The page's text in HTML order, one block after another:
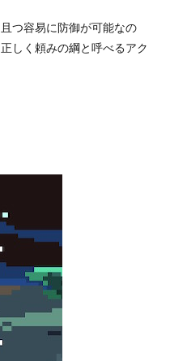
つ容易に防御が可能なの
しく頼みの綱と呼べるアク